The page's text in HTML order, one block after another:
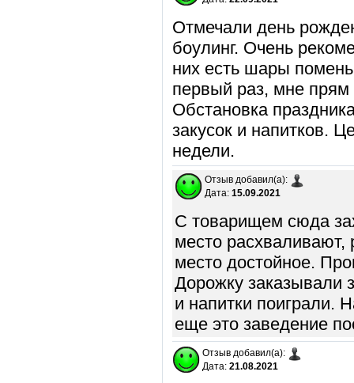
Отмечали день
боулинг. Очень
них есть шары
первый раз, мне прям
Обстановка
закусок и напитков.
недели.
Отзыв добавил(а):
Дата: 15.09.2021
С товарищем сюда
место расхваливают,
место достойное.
Дорожку заказывали
и напитки поиграли.
еще это заведение
Отзыв добавил(а):
Дата: 21.08.2021